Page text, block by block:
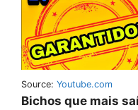
Source: Youtube.com
Bichos que mais